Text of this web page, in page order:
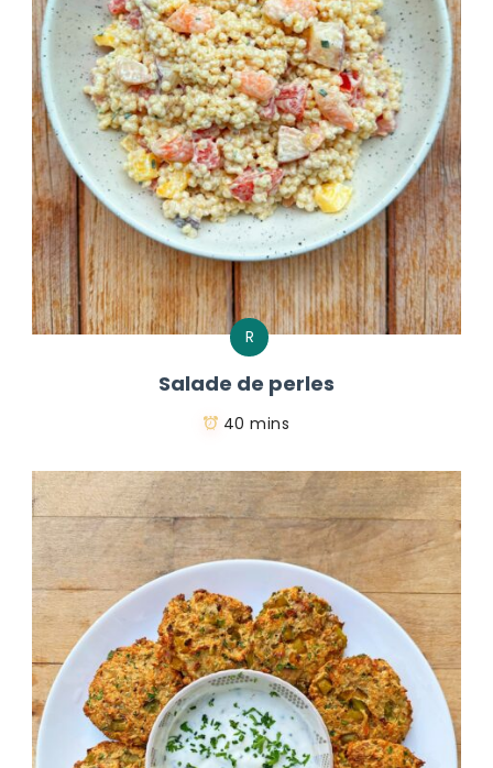
R
Salade de perles
40 mins